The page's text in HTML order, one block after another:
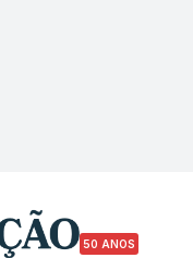
50 ANOS